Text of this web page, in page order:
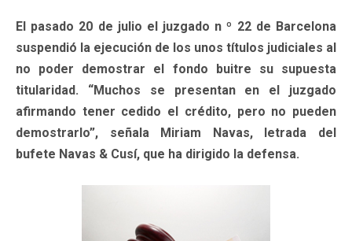
El pasado 20 de julio el juzgado n º 22 de Barcelona
suspendió la ejecución de los unos títulos judiciales al
no poder demostrar el fondo buitre su supuesta
titularidad. “Muchos se presentan en el juzgado
afirmando tener cedido el crédito, pero no pueden
demostrarlo”, señala Miriam Navas, letrada del
bufete Navas & Cusí, que ha dirigido la defensa.